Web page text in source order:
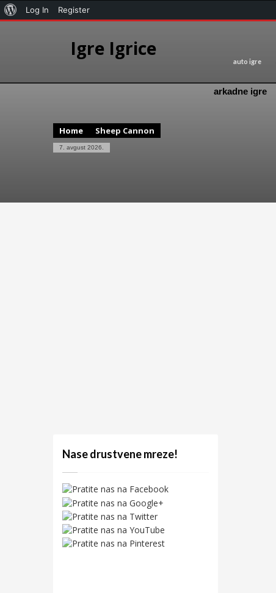
Igre Igrice
auto igre
arkadne igre
Home Sheep Cannon
7. avgust 2026.
Nase drustvene mreze!
Log In Register